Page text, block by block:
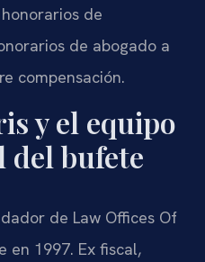
de
de abogado a
compensación.
y el equipo
del bufete
de Law Offices Of
en 1997. Ex fiscal,